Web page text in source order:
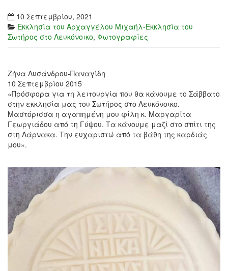
10 Σεπτεμβρίου, 2021
Εκκλησία του Αρχαγγέλου Μιχαήλ-Εκκλησία του
Σωτήρος στο Λευκόνοικο, Φωτογραφίες
Ζήνα Λυσάνδρου-Παναγίδη
10 Σεπτεμβρίου 2015
«Πρόσφορα για τη λειτουργία που θα κάνουμε το Σάββατο
στην εκκλησία μας του Σωτήρος στο Λευκόνοικο.
Μαστόρισσα η αγαπημένη μου φίλη κ. Μαργαρίτα
Γεωργιάδου από τη Γύψου. Τα κάνουμε μαζί στο σπίτι της
στη Λάρνακα. Την ευχαριστώ από τα βάθη της καρδιάς
μου».